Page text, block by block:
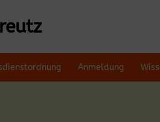
Anmeldung